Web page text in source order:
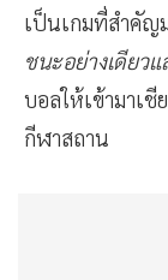
เป็นเกมที่สำคัญ
ชนะอย่างเดียว
บอลให้เข้ามาเ
กีฬาสถาน